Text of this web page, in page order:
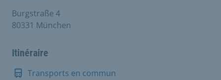
Burgstraße 4
80331 München
Itinéraire
Transports en commun